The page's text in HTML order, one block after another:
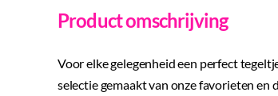
Product omschrijving
Voor elke gelegenheid een perfect
selectie gemaakt van onze favorieten en